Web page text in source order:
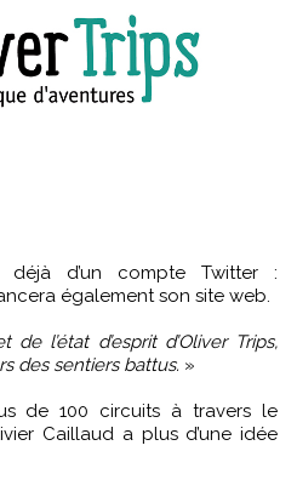
déjà d’un compte Twitter :
également son site web.
l’état d’esprit d’Oliver Trips,
des sentiers battus. »
de 100 circuits à travers le
Caillaud a plus d’une idée